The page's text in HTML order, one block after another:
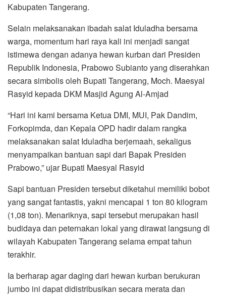
Kabupaten Tangerang.
Selain melaksanakan ibadah salat Iduladha bersama
warga, momentum hari raya kali ini menjadi sangat
istimewa dengan adanya hewan kurban dari Presiden
Republik Indonesia, Prabowo Subianto yang diserahkan
secara simbolis oleh Bupati Tangerang, Moch. Maesyal
Rasyid kepada DKM Masjid Agung Al-Amjad
“Hari ini kami bersama Ketua DMI, MUI, Pak Dandim,
Forkopimda, dan Kepala OPD hadir dalam rangka
melaksanakan salat Iduladha berjemaah, sekaligus
menyampaikan bantuan sapi dari Bapak Presiden
Prabowo,” ujar Bupati Maesyal Rasyid
Sapi bantuan Presiden tersebut diketahui memiliki bobot
yang sangat fantastis, yakni mencapai 1 ton 80 kilogram
(1,08 ton). Menariknya, sapi tersebut merupakan hasil
budidaya dan peternakan lokal yang dirawat langsung di
wilayah Kabupaten Tangerang selama empat tahun
terakhir.
Ia berharap agar daging dari hewan kurban berukuran
jumbo ini dapat didistribusikan secara merata dan